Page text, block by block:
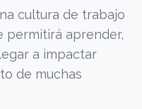
cultura de trabajo
permitirá aprender,
a impactar
de muchas